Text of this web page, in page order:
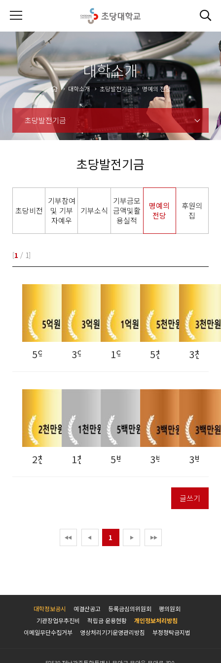
대학소개
초당발전기금
대학소개 초당발전기금 명예의 전당
초당발전기금
초당비전
기부참여
및 기부
자예우
기부소식
기부금모
금액및활
용실적
명예의
전당
후원의
집
[1 / 1]
5억원 이상3억원 이상1억원 이상5천만원 이상3천만
2천만원 이상1천만원 이상5백만원 이상3백만원 이상3백만
글쓰기
1
대학정보공시 예결산공고 등록금심의위원회
평의원회
기관장업무추진비
적립금 운용현황
개인정보처리방침
이메일무단수집거부
영상처리기기운영관리방침 부정청탁금지법